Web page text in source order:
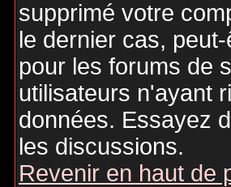
supprimé votre
le dernier cas,
pour les forums de
utilisateurs n'ayant
données. Essayez
les discussions.
Revenir en haut de